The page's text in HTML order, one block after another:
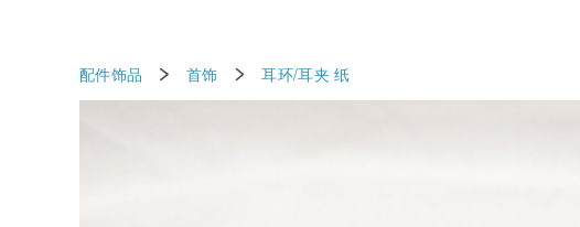
配件饰品 首饰 耳环/耳夹 纸